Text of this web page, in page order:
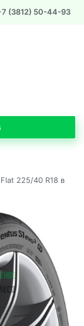
(3812) 50-44-93
225/40 R18 в